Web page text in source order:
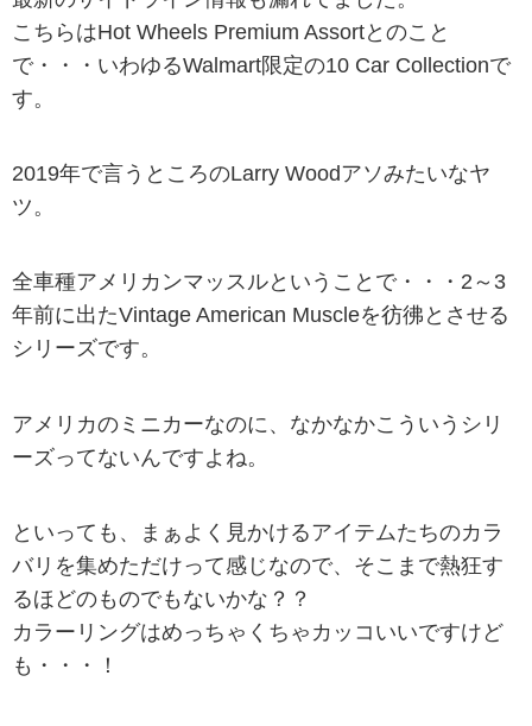
こちらはHot Wheels Premium Assortとのこと
で・・・いわゆるWalmart限定の10 Car Collectionで
す。
2019年で言うところのLarry Woodアソみたいなヤ
ツ。
全車種アメリカンマッスルということで・・・2～3
年前に出たVintage American Muscleを彷彿とさせる
シリーズです。
アメリカのミニカーなのに、なかなかこういうシリ
ーズってないんですよね。
といっても、まぁよく見かけるアイテムたちのカラ
バリを集めただけって感じなので、そこまで熱狂す
るほどのものでもないかな？？
カラーリングはめっちゃくちゃカッコいいですけど
も・・・！